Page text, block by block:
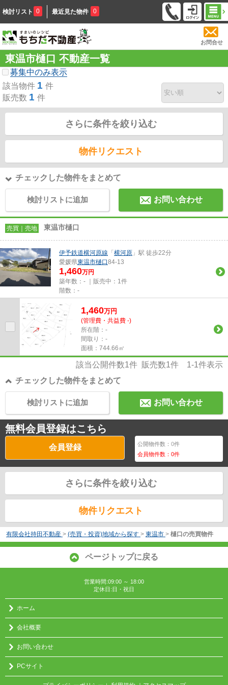
検討リスト 0 最近見た物件 0
お問合せ
東温市樋口 不動産一覧
募集中のみ表示
該当物件 1 件
販売数 1 件
さらに条件を絞り込む
物件リクエスト
チェックした物件をまとめて
検討リストに追加 お問い合わせ
売買｜売地 東温市樋口
伊予鉄道横河原線 「 横河原 」駅 徒歩22分
愛媛県東温市樋口84-13
1,460万円
築年数：- ｜販売中： 1件
階数：-
1,460万円
(管理費・共益費 -)
所在階：-
間取り：-
面積：744.66㎡
該当公開件数1件 販売数1件 1-1件表示
チェックした物件をまとめて
お問い合わせ
検討リストに追加
無料会員登録はこちら
会員登録 公開物件数：0件
会員物件数：0件
さらに条件を絞り込む
物件リクエスト
有限会社持田不動産 > (売買・投資)地域から探す > 東温市 > 樋口の売買物件
ページトップに戻る
営業時間:09:00 ～ 18:00
定休日:日・祝日
ホーム
会社概要
お問い合わせ
PCサイト